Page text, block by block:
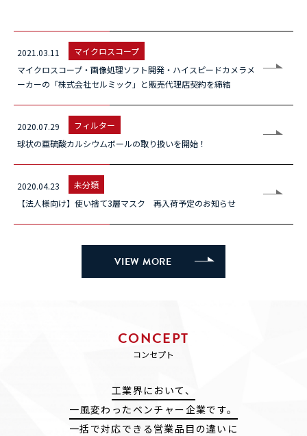
マイクロスコープ
2021.03.11
マイクロスコープ・画像処理ソフト開発・ハイスピードカメラメ
ーカーの「株式会社セルミック」と販売代理店契約を締結
フィルター
2020.07.29
球状の亜硫酸カルシウムボールの取り扱いを開始！
未分類
2020.04.23
【法人様向け】使い捨て3層マスク 再入荷予定のお知らせ
VIEW MORE
CONCEPT
コンセプト
工業界において、
一風変わったベンチャー企業です。
一括で対応できる営業品目の違いに